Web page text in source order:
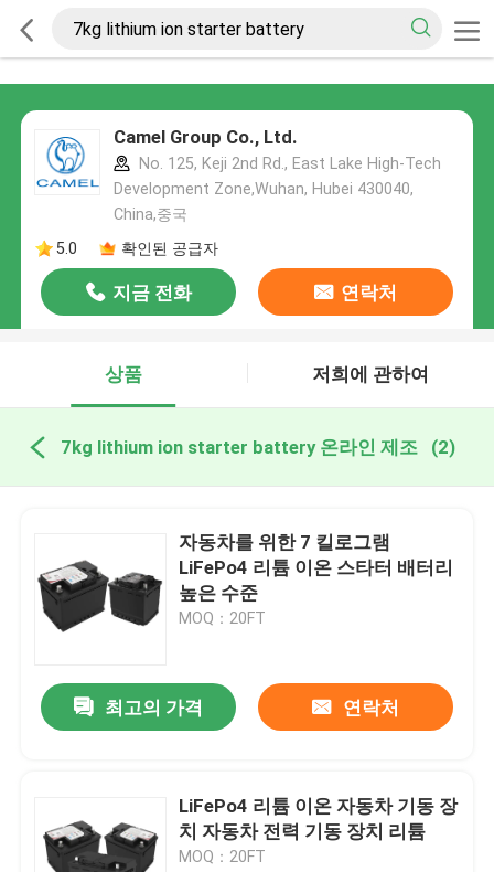
Camel Group Co., Ltd.
No. 125, Keji 2nd Rd., East Lake High-Tech
Development Zone,Wuhan, Hubei 430040,
China,중국
5.0
확인된 공급자
지금 전화 연락처
상품 저희에 관하여
7kg lithium ion starter battery 온라인 제조 (2)
자동차를 위한 7 킬로그램
LiFePo4 리튬 이온 스타터 배터리
높은 수준
MOQ：20FT
최고의 가격 연락처
LiFePo4 리튬 이온 자동차 기동 장
치 자동차 전력 기동 장치 리튬
MOQ：20FT